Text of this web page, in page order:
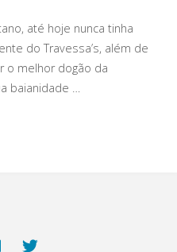
até hoje nunca tinha
do Travessa’s, além de
o melhor dogão da
baianidade …